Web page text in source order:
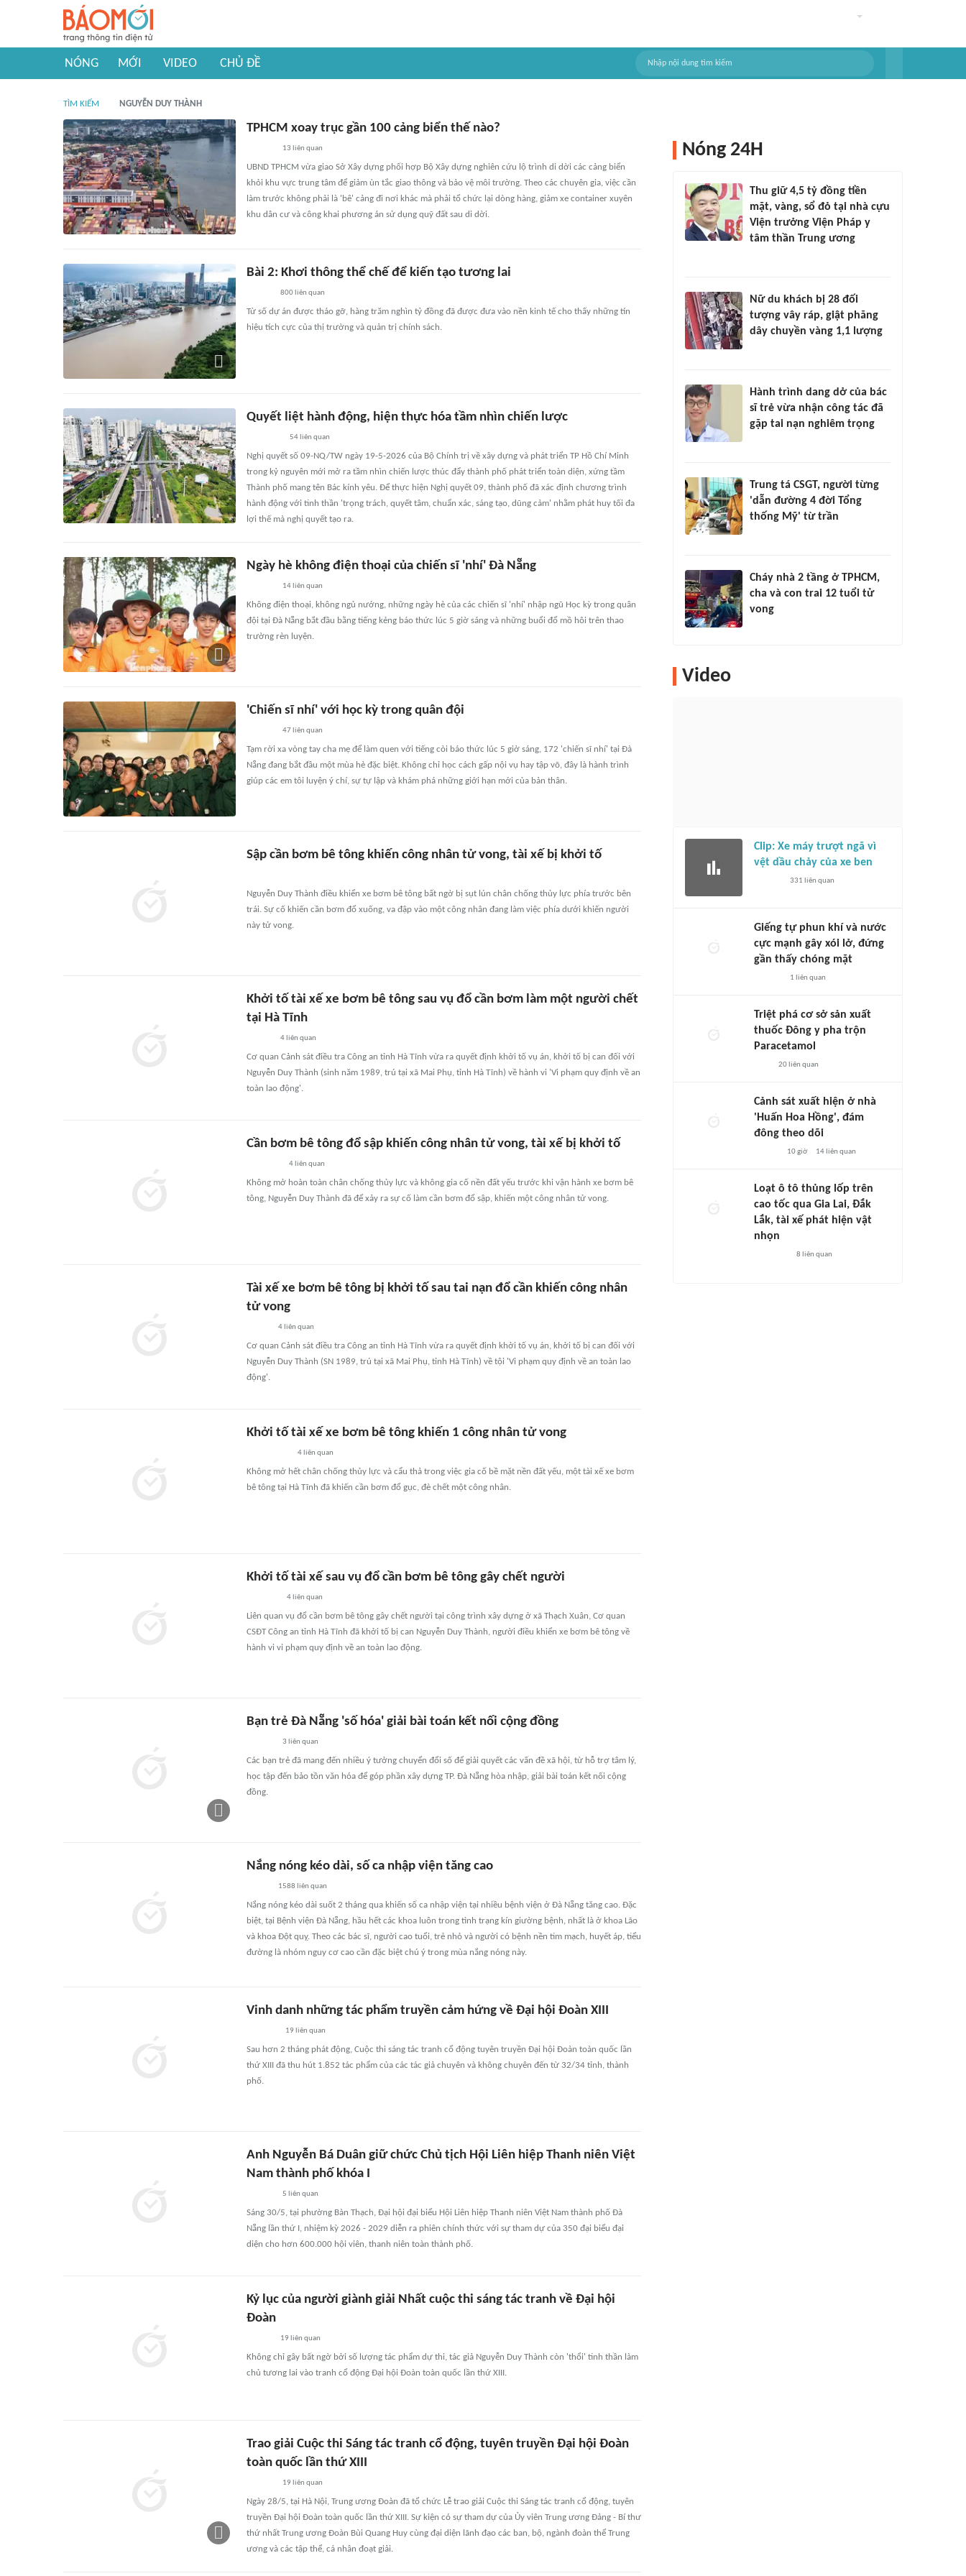
NÓNG MỚI VIDEO CHỦ ĐỀ
TÌM KIẾM NGUYỄN DUY THÀNH
TPHCM xoay trục gần 100 cảng biển thế nào?
13 liên quan
UBND TPHCM vừa giao Sở Xây dựng phối hợp Bộ Xây dựng nghiên cứu lộ trình di dời các cảng biển
khỏi khu vực trung tâm để giảm ùn tắc giao thông và bảo vệ môi trường. Theo các chuyên gia, việc cần
làm trước không phải là 'bê' cảng đi nơi khác mà phải tổ chức lại dòng hàng, giảm xe container xuyên
khu dân cư và công khai phương án sử dụng quỹ đất sau di dời.
Bài 2: Khơi thông thể chế để kiến tạo tương lai
800 liên quan
Từ số dự án được tháo gỡ, hàng trăm nghìn tỷ đồng đã được đưa vào nền kinh tế cho thấy những tín
hiệu tích cực của thị trường và quản trị chính sách.
Quyết liệt hành động, hiện thực hóa tầm nhìn chiến lược
54 liên quan
Nghị quyết số 09-NQ/TW ngày 19-5-2026 của Bộ Chính trị về xây dựng và phát triển TP Hồ Chí Minh
trong kỷ nguyên mới mở ra tầm nhìn chiến lược thúc đẩy thành phố phát triển toàn diện, xứng tầm
Thành phố mang tên Bác kính yêu. Để thực hiện Nghị quyết 09, thành phố đã xác định chương trình
hành động với tinh thần 'trọng trách, quyết tâm, chuẩn xác, sáng tạo, dũng cảm' nhằm phát huy tối đa
lợi thế mà nghị quyết tạo ra.
Ngày hè không điện thoại của chiến sĩ 'nhí' Đà Nẵng
14liên quan
Không điện thoại, không ngủ nướng, những ngày hè của các chiến sĩ 'nhí' nhập ngũ Học kỳ trong quân
đội tại Đà Nẵng bắt đầu bằng tiếng kẻng báo thức lúc 5 giờ sáng và những buổi đổ mồ hôi trên thao
trường rèn luyện.
'Chiến sĩ nhí' với học kỳ trong quân đội
47liên quan
Tạm rời xa vòng tay cha mẹ để làm quen với tiếng còi báo thức lúc 5 giờ sáng, 172 'chiến sĩ nhí' tại Đà
Nẵng đang bắt đầu một mùa hè đặc biệt. Không chỉ học cách gấp nội vụ hay tập võ, đây là hành trình
giúp các em tôi luyện ý chí, sự tự lập và khám phá những giới hạn mới của bản thân.
Sập cần bơm bê tông khiến công nhân tử vong, tài xế bị khởi tố
Nguyễn Duy Thành điều khiển xe bơm bê tông bất ngờ bị sụt lún chân chống thủy lực phía trước bên
trái. Sự cố khiến cần bơm đổ xuống, va đập vào một công nhân đang làm việc phía dưới khiến người
này tử vong.
Khởi tố tài xế xe bơm bê tông sau vụ đổ cần bơm làm một người chết
tại Hà Tĩnh
4liên quan
Cơ quan Cảnh sát điều tra Công an tỉnh Hà Tĩnh vừa ra quyết định khởi tố vụ án, khởi tố bị can đối với
Nguyễn Duy Thành (sinh năm 1989, trú tại xã Mai Phụ, tỉnh Hà Tĩnh) về hành vi 'Vi phạm quy định về an
toàn lao động'.
Cần bơm bê tông đổ sập khiến công nhân tử vong, tài xế bị khởi tố
4liên quan
Không mở hoàn toàn chân chống thủy lực và không gia cố nền đất yếu trước khi vận hành xe bơm bê
tông, Nguyễn Duy Thành đã để xảy ra sự cố làm cần bơm đổ sập, khiến một công nhân tử vong.
Tài xế xe bơm bê tông bị khởi tố sau tai nạn đổ cần khiến công nhân
tử vong
4liên quan
Cơ quan Cảnh sát điều tra Công an tỉnh Hà Tĩnh vừa ra quyết định khởi tố vụ án, khởi tố bị can đối với
Nguyễn Duy Thành (SN 1989, trú tại xã Mai Phụ, tỉnh Hà Tĩnh) về tội 'Vi phạm quy định về an toàn lao
động'.
Khởi tố tài xế xe bơm bê tông khiến 1 công nhân tử vong
4liên quan
Không mở hết chân chống thủy lực và cẩu thả trong việc gia cố bề mặt nền đất yếu, một tài xế xe bơm
bê tông tại Hà Tĩnh đã khiến cần bơm đổ gục, đè chết một công nhân.
Khởi tố tài xế sau vụ đổ cần bơm bê tông gây chết người
4liên quan
Liên quan vụ đổ cần bơm bê tông gây chết người tại công trình xây dựng ở xã Thạch Xuân, Cơ quan
CSĐT Công an tỉnh Hà Tĩnh đã khởi tố bị can Nguyễn Duy Thành, người điều khiển xe bơm bê tông về
hành vi vi phạm quy định về an toàn lao động.
Bạn trẻ Đà Nẵng 'số hóa' giải bài toán kết nối cộng đồng
3 liên quan
Các bạn trẻ đã mang đến nhiều ý tưởng chuyển đổi số để giải quyết các vấn đề xã hội, từ hỗ trợ tâm lý,
học tập đến bảo tồn văn hóa để góp phần xây dựng TP. Đà Nẵng hòa nhập, giải bài toán kết nối cộng
đồng.
Nắng nóng kéo dài, số ca nhập viện tăng cao
1588 liên quan
Nắng nóng kéo dài suốt 2 tháng qua khiến số ca nhập viện tại nhiều bệnh viện ở Đà Nẵng tăng cao. Đặc
biệt, tại Bệnh viện Đà Nẵng, hầu hết các khoa luôn trong tình trạng kín giường bệnh, nhất là ở khoa Lão
và khoa Đột quỵ. Theo các bác sĩ, người cao tuổi, trẻ nhỏ và người có bệnh nền tim mạch, huyết áp, tiểu
đường là nhóm nguy cơ cao cần đặc biệt chú ý trong mùa nắng nóng này.
Vinh danh những tác phẩm truyền cảm hứng về Đại hội Đoàn XIII
19 liên quan
Sau hơn 2 tháng phát động, Cuộc thi sáng tác tranh cổ động tuyên truyền Đại hội Đoàn toàn quốc lần
thứ XIII đã thu hút 1.852 tác phẩm của các tác giả chuyên và không chuyên đến từ 32/34 tỉnh, thành
phố.
Anh Nguyễn Bá Duân giữ chức Chủ tịch Hội Liên hiệp Thanh niên Việt
Nam thành phố khóa I
5 liên quan
Sáng 30/5, tại phường Bàn Thạch, Đại hội đại biểu Hội Liên hiệp Thanh niên Việt Nam thành phố Đà
Nẵng lần thứ I, nhiệm kỳ 2026 - 2029 diễn ra phiên chính thức với sự tham dự của 350 đại biểu đại
diện cho hơn 600.000 hội viên, thanh niên toàn thành phố.
Kỷ lục của người giành giải Nhất cuộc thi sáng tác tranh về Đại hội
Đoàn
19 liên quan
Không chỉ gây bất ngờ bởi số lượng tác phẩm dự thi, tác giả Nguyễn Duy Thành còn 'thổi' tinh thần làm
chủ tương lai vào tranh cổ động Đại hội Đoàn toàn quốc lần thứ XIII.
Trao giải Cuộc thi Sáng tác tranh cổ động, tuyên truyền Đại hội Đoàn
toàn quốc lần thứ XIII
19 liên quan
Ngày 28/5, tại Hà Nội, Trung ương Đoàn đã tổ chức Lễ trao giải Cuộc thi Sáng tác tranh cổ động, tuyên
truyền Đại hội Đoàn toàn quốc lần thứ XIII. Sự kiện có sự tham dự của Ủy viên Trung ương Đảng - Bí thư
thứ nhất Trung ương Đoàn Bùi Quang Huy cùng đại diện lãnh đạo các ban, bộ, ngành đoàn thể Trung
ương và các tập thể, cá nhân đoạt giải.
Nóng 24H
Thu giữ 4,5 tỷ đồng tiền
mặt, vàng, sổ đỏ tại nhà cựu
Viện trưởng Viện Pháp y
tâm thần Trung ương
Nữ du khách bị 28 đối
tượng vây ráp, giật phăng
dây chuyền vàng 1,1 lượng
Hành trình dang dở của bác
sĩ trẻ vừa nhận công tác đã
gặp tai nạn nghiêm trọng
Trung tá CSGT, người từng
'dẫn đường 4 đời Tổng
thống Mỹ' từ trần
Cháy nhà 2 tầng ở TPHCM,
cha và con trai 12 tuổi tử
vong
Video
Clip: Xe máy trượt ngã vì
vệt dầu chảy của xe ben
331 liên quan
Giếng tự phun khí và nước
cực mạnh gây xói lở, đứng
gần thấy chóng mặt
1 liên quan
Triệt phá cơ sở sản xuất
thuốc Đông y pha trộn
Paracetamol
20liên quan
Cảnh sát xuất hiện ở nhà
'Huấn Hoa Hồng', đám
đông theo dõi
10 giờ 14liên quan
Loạt ô tô thủng lốp trên
cao tốc qua Gia Lai, Đắk
Lắk, tài xế phát hiện vật
nhọn
8 liên quan